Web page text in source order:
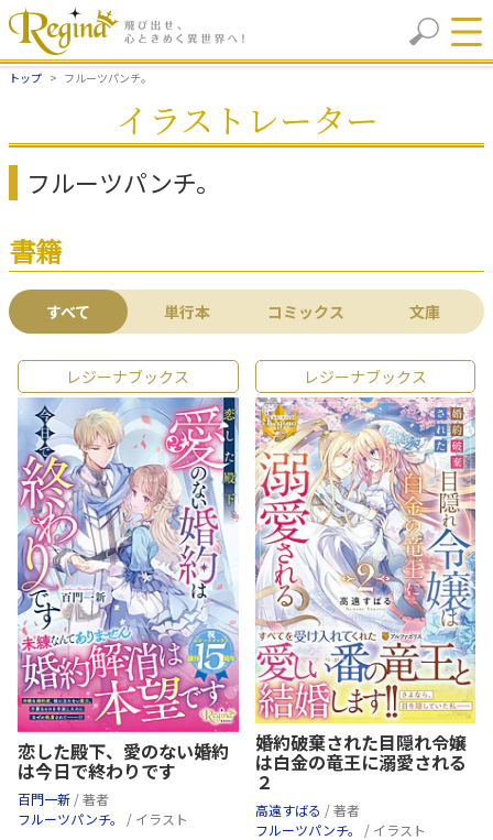
トップ フルーツパンチ。
イラストレーター
フルーツパンチ。
書籍
すべて 単行本 コミックス 文庫
レジーナブックス
恋した殿下、愛のない婚約
は今日で終わりです
百門一新 / 著者
フルーツパンチ。 / イラスト
レジーナブックス
婚約破棄された目隠れ令嬢
は白金の竜王に溺愛される
２
高遠すばる / 著者
フルーツパンチ。 / イラスト